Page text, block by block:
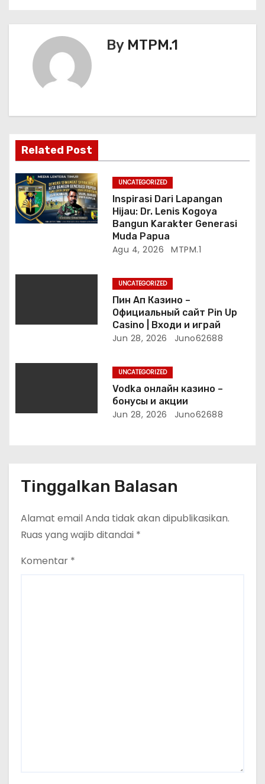
By MTPM.1
Related Post
UNCATEGORIZED
Inspirasi Dari Lapangan
Hijau: Dr. Lenis Kogoya
Bangun Karakter Generasi
Muda Papua
Agu 4, 2026 MTPM.1
UNCATEGORIZED
Пин Ап Казино –
Официальный сайт Pin Up
Casino | Входи и играй
Jun 28, 2026 Juno62688
UNCATEGORIZED
Vodka онлайн казино –
бонусы и акции
Jun 28, 2026 Juno62688
Tinggalkan Balasan
Alamat email Anda tidak akan dipublikasikan.
Ruas yang wajib ditandai *
Komentar *